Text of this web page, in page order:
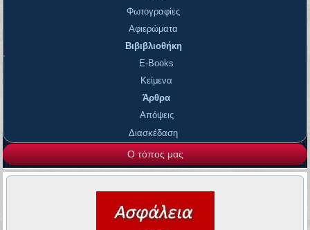
Φωτογραφίες
Αφιερώματα
Βιβιβλιοθήκη
E-Books
Κείμενα
Άρθρα
Απόψεις
Διασκέδαση
Ο τόπος μας